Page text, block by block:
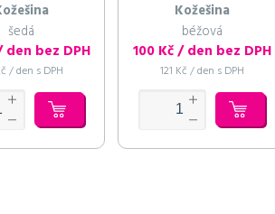
šedá
den bez DPH
/ den s DPH
Kožešina
béžová
100 Kč / den bez DPH
121 Kč / den s DPH